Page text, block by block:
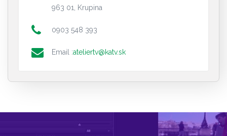
963 01, Krupina
0903 548 393
Email :ateliertv@katv.sk